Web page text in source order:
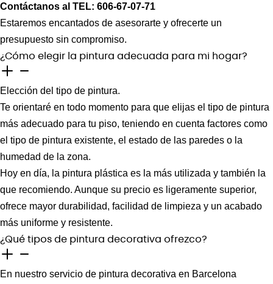
Contáctanos al TEL: 606-67-07-71
Estaremos encantados de asesorarte y ofrecerte un
presupuesto sin compromiso.
¿Cómo elegir la pintura adecuada para mi hogar?
Elección del tipo de pintura.
Te orientaré en todo momento para que elijas el tipo de pintura
más adecuado para tu piso, teniendo en cuenta factores como
el tipo de pintura existente, el estado de las paredes o la
humedad de la zona.
Hoy en día, la pintura plástica es la más utilizada y también la
que recomiendo. Aunque su precio es ligeramente superior,
ofrece mayor durabilidad, facilidad de limpieza y un acabado
más uniforme y resistente.
¿Qué tipos de pintura decorativa ofrezco?
En nuestro servicio de pintura decorativa en Barcelona